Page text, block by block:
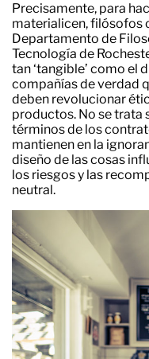
Precisamente, para
materialicen, filósofos
Departamento de
Tecnología de
tan ‘tangible’ como el
compañías de verdad
deben revolucionar
productos. No se trata
términos de los
mantienen en la
diseño de las cosas
los riesgos y las
neutral.